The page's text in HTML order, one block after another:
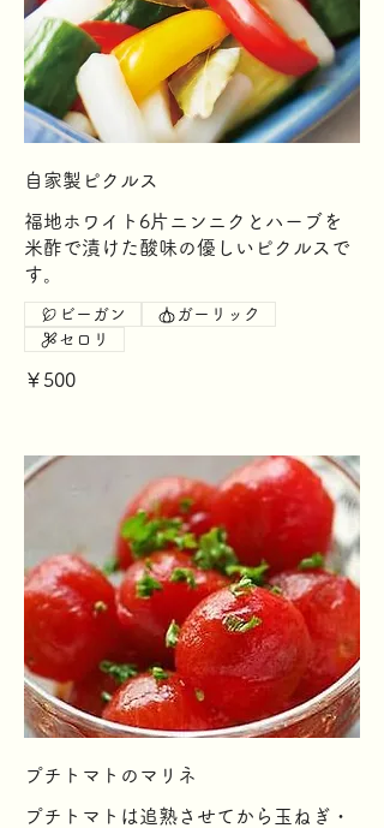
自家製ピクルス
福地ホワイト6片ニンニクとハーブを
米酢で漬けた酸味の優しいピクルスで
す。
￥500
ビーガン
ガーリック
セロリ
プチトマトのマリネ
プチトマトは追熟させてから玉ねぎ・